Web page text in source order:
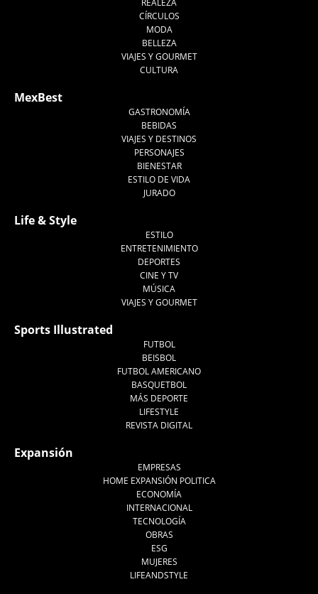
REALEZA
CÍRCULOS
MODA
BELLEZA
VIAJES Y GOURMET
CULTURA
MexBest
GASTRONOMÍA
BEBIDAS
VIAJES Y DESTINOS
PERSONAJES
BIENESTAR
ESTILO DE VIDA
JURADO
Life & Style
ESTILO
ENTRETENIMIENTO
DEPORTES
CINE Y TV
MÚSICA
VIAJES Y GOURMET
Sports Illustrated
FUTBOL
BEISBOL
FUTBOL AMERICANO
BASQUETBOL
MÁS DEPORTE
LIFESTYLE
REVISTA DIGITAL
Expansión
EMPRESAS
HOME EXPANSIÓN POLITICA
ECONOMÍA
INTERNACIONAL
TECNOLOGÍA
OBRAS
ESG
MUJERES
LIFEANDSTYLE